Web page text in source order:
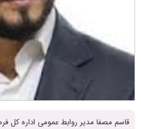
قاسم مصفا مدیر روابط عمومی اداره کل